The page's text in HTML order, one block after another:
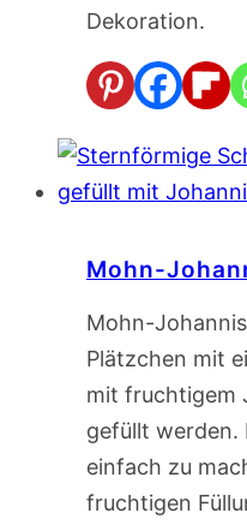
Dekoration.
Mohn-
Mohn-
Plätzchen mit
mit fruchtigem
gefüllt werden.
einfach zu
fruchtigen